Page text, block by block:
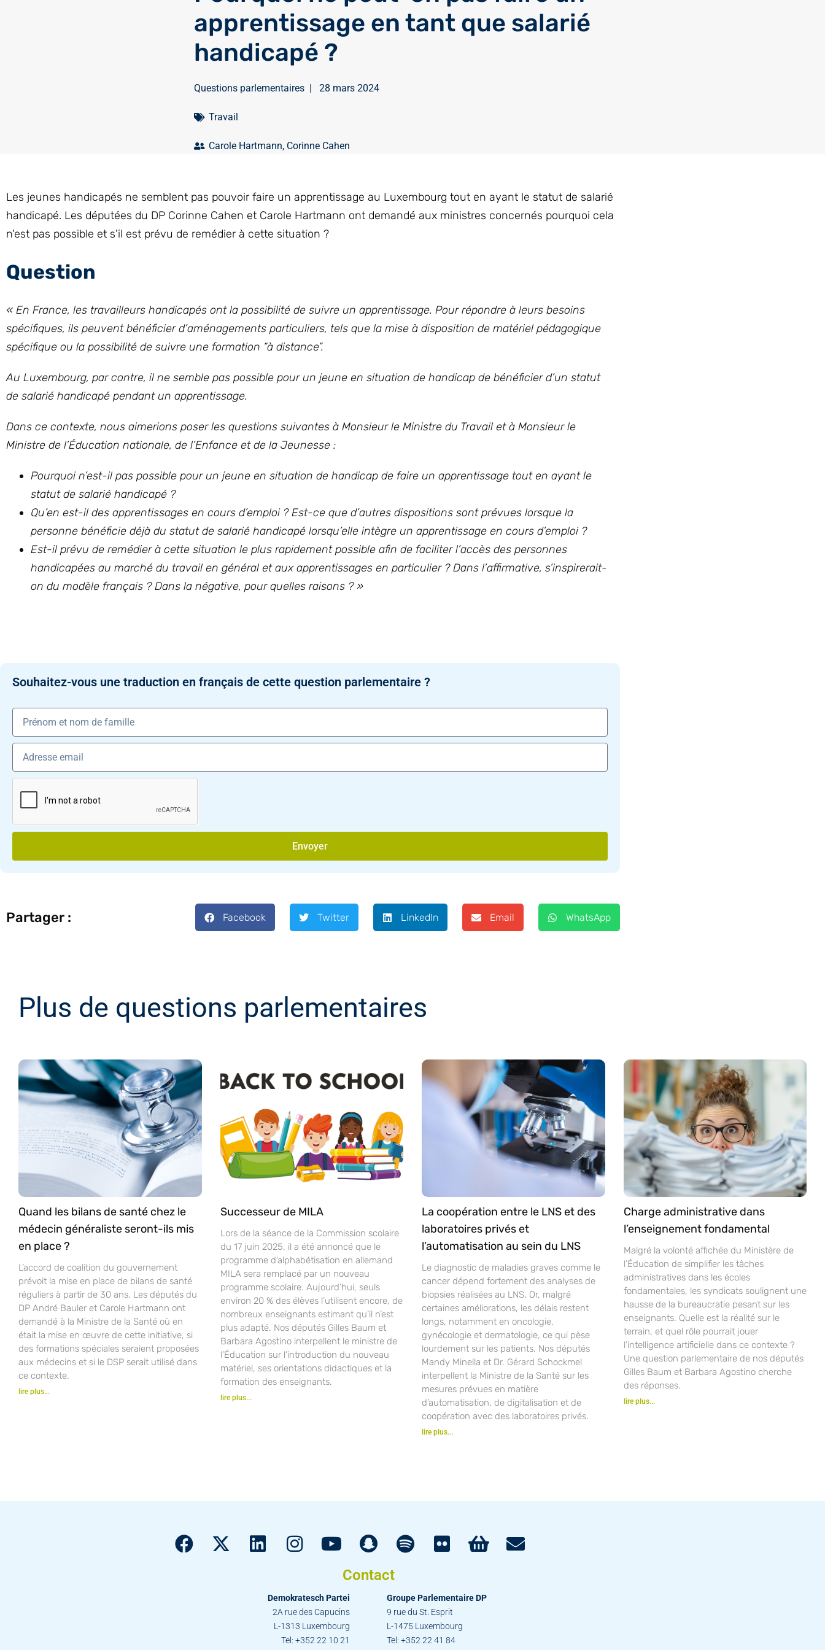
apprentissage en tant que salarié
handicapé ?
Questions parlementaires| 28 mars 2024
Travail
Carole Hartmann, Corinne Cahen
Les jeunes handicapés ne semblent pas pouvoir faire un apprentissage au Luxembourg tout en ayant le statut de salarié
handicapé. Les députées du DP Corinne Cahen et Carole Hartmann ont demandé aux ministres concernés pourquoi cela
n'est pas possible et s'il est prévu de remédier à cette situation ?
Question
« En France, les travailleurs handicapés ont la possibilité de suivre un apprentissage. Pour répondre à leurs besoins
spécifiques, ils peuvent bénéficier d’aménagements particuliers, tels que la mise à disposition de matériel pédagogique
spécifique ou la possibilité de suivre une formation “à distance”.
Au Luxembourg, par contre, il ne semble pas possible pour un jeune en situation de handicap de bénéficier d’un statut
de salarié handicapé pendant un apprentissage.
Dans ce contexte, nous aimerions poser les questions suivantes à Monsieur le Ministre du Travail et à Monsieur le
Ministre de l’Éducation nationale, de l’Enfance et de la Jeunesse :
Pourquoi n’est-il pas possible pour un jeune en situation de handicap de faire un apprentissage tout en ayant le
statut de salarié handicapé ?
Qu’en est-il des apprentissages en cours d’emploi ? Est-ce que d’autres dispositions sont prévues lorsque la
personne bénéficie déjà du statut de salarié handicapé lorsqu’elle intègre un apprentissage en cours d’emploi ?
Est-il prévu de remédier à cette situation le plus rapidement possible afin de faciliter l’accès des personnes
handicapées au marché du travail en général et aux apprentissages en particulier ? Dans l’affirmative, s’inspirerait-
on du modèle français ? Dans la négative, pour quelles raisons ? »
Souhaitez-vous une traduction en français de cette question parlementaire ?
Envoyer
Partager : Facebook Twitter LinkedIn Email WhatsApp
Plus de questions parlementaires
Quand les bilans de santé chez le
médecin généraliste seront-ils mis
en place ?
L’accord de coalition du gouvernement
prévoit la mise en place de bilans de santé
réguliers à partir de 30 ans. Les députés du
DP André Bauler et Carole Hartmann ont
demandé à la Ministre de la Santé où en
était la mise en œuvre de cette initiative, si
des formations spéciales seraient proposées
aux médecins et si le DSP serait utilisé dans
ce contexte.
lire plus...
Successeur de MILA
Lors de la séance de la Commission scolaire
du 17 juin 2025, il a été annoncé que le
programme d’alphabétisation en allemand
MILA sera remplacé par un nouveau
programme scolaire. Aujourd’hui, seuls
environ 20 % des élèves l’utilisent encore, de
nombreux enseignants estimant qu’il n’est
plus adapté. Nos députés Gilles Baum et
Barbara Agostino interpellent le ministre de
l’Éducation sur l’introduction du nouveau
matériel, ses orientations didactiques et la
formation des enseignants.
lire plus...
La coopération entre le LNS et des
laboratoires privés et
l’automatisation au sein du LNS
Le diagnostic de maladies graves comme le
cancer dépend fortement des analyses de
biopsies réalisées au LNS. Or, malgré
certaines améliorations, les délais restent
longs, notamment en oncologie,
gynécologie et dermatologie, ce qui pèse
lourdement sur les patients. Nos députés
Mandy Minella et Dr. Gérard Schockmel
interpellent la Ministre de la Santé sur les
mesures prévues en matière
d’automatisation, de digitalisation et de
coopération avec des laboratoires privés.
lire plus...
Charge administrative dans
l’enseignement fondamental
Malgré la volonté affichée du Ministère de
l’Éducation de simplifier les tâches
administratives dans les écoles
fondamentales, les syndicats soulignent une
hausse de la bureaucratie pesant sur les
enseignants. Quelle est la réalité sur le
terrain, et quel rôle pourrait jouer
l’intelligence artificielle dans ce contexte ?
Une question parlementaire de nos députés
Gilles Baum et Barbara Agostino cherche
des réponses.
lire plus...
Contact
Demokratesch Partei
2A rue des Capucins
L-1313 Luxembourg
Tel: +352 22 10 21
Groupe Parlementaire DP
9 rue du St. Esprit
L-1475 Luxembourg
Tel: +352 22 41 84